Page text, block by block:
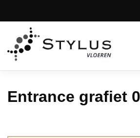
Entrance grafiet